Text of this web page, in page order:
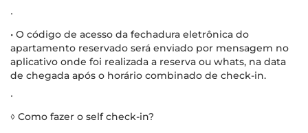
∙
• O código de acesso da fechadura eletrônica do
apartamento reservado será enviado por mensagem no
aplicativo onde foi realizada a reserva ou whats, na data
de chegada após o horário combinado de check-in.
∙
◊ Como fazer o self check-in?